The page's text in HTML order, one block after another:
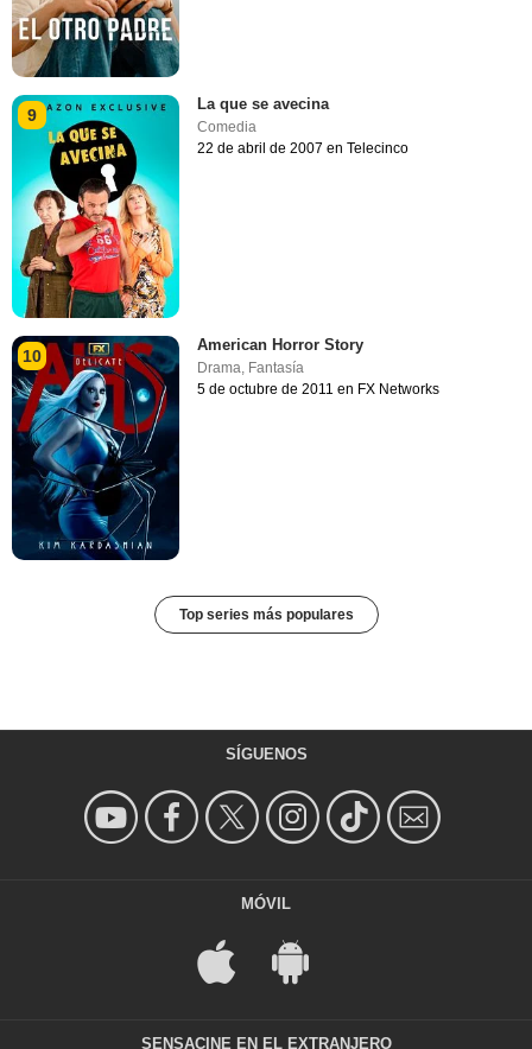
9
La que se avecina
Comedia
22 de abril de 2007 en Telecinco
10
American Horror Story
Drama, Fantasía
5 de octubre de 2011 en FX Networks
Top series más populares
SÍGUENOS
MÓVIL
SENSACINE EN EL EXTRANJERO